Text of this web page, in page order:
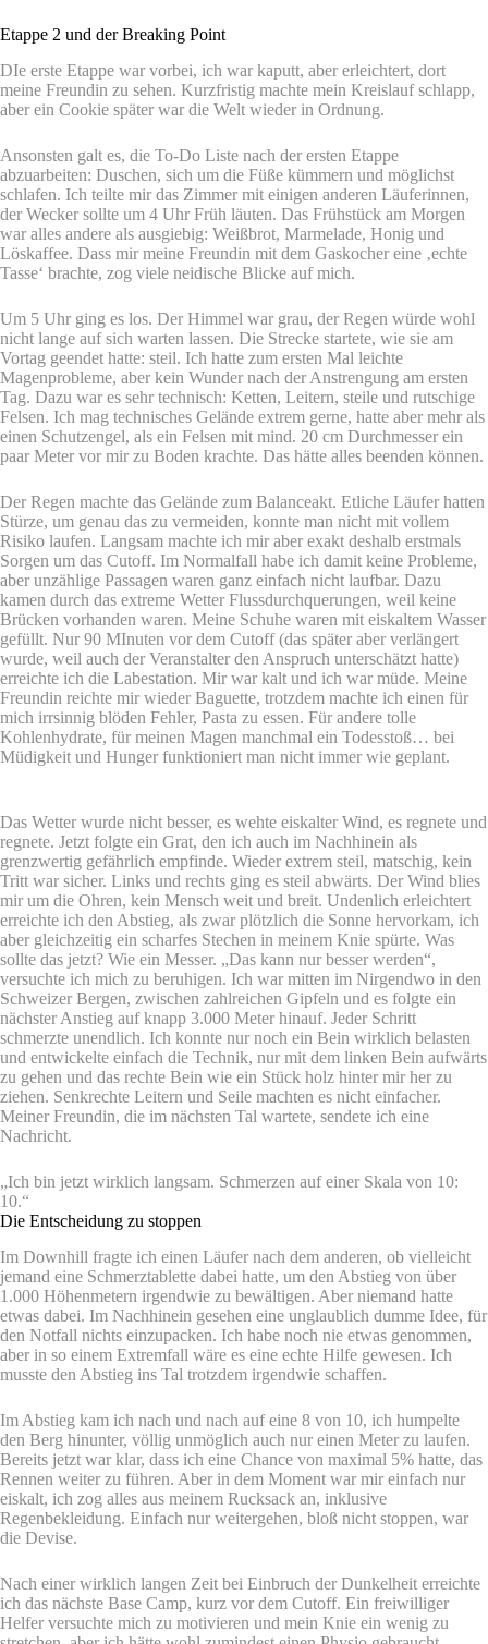
Etappe 2 und der Breaking Point
DIe erste Etappe war vorbei, ich war kaputt, aber erleichtert, dort
meine Freundin zu sehen. Kurzfristig machte mein Kreislauf schlapp,
aber ein Cookie später war die Welt wieder in Ordnung.
Ansonsten galt es, die To-Do Liste nach der ersten Etappe
abzuarbeiten: Duschen, sich um die Füße kümmern und möglichst
schlafen. Ich teilte mir das Zimmer mit einigen anderen Läuferinnen,
der Wecker sollte um 4 Uhr Früh läuten. Das Frühstück am Morgen
war alles andere als ausgiebig: Weißbrot, Marmelade, Honig und
Löskaffee. Dass mir meine Freundin mit dem Gaskocher eine ‚echte
Tasse‘ brachte, zog viele neidische Blicke auf mich.
Um 5 Uhr ging es los. Der Himmel war grau, der Regen würde wohl
nicht lange auf sich warten lassen. Die Strecke startete, wie sie am
Vortag geendet hatte: steil. Ich hatte zum ersten Mal leichte
Magenprobleme, aber kein Wunder nach der Anstrengung am ersten
Tag. Dazu war es sehr technisch: Ketten, Leitern, steile und rutschige
Felsen. Ich mag technisches Gelände extrem gerne, hatte aber mehr als
einen Schutzengel, als ein Felsen mit mind. 20 cm Durchmesser ein
paar Meter vor mir zu Boden krachte. Das hätte alles beenden können.
Der Regen machte das Gelände zum Balanceakt. Etliche Läufer hatten
Stürze, um genau das zu vermeiden, konnte man nicht mit vollem
Risiko laufen. Langsam machte ich mir aber exakt deshalb erstmals
Sorgen um das Cutoff. Im Normalfall habe ich damit keine Probleme,
aber unzählige Passagen waren ganz einfach nicht laufbar. Dazu
kamen durch das extreme Wetter Flussdurchquerungen, weil keine
Brücken vorhanden waren. Meine Schuhe waren mit eiskaltem Wasser
gefüllt. Nur 90 MInuten vor dem Cutoff (das später aber verlängert
wurde, weil auch der Veranstalter den Anspruch unterschätzt hatte)
erreichte ich die Labestation. Mir war kalt und ich war müde. Meine
Freundin reichte mir wieder Baguette, trotzdem machte ich einen für
mich irrsinnig blöden Fehler, Pasta zu essen. Für andere tolle
Kohlenhydrate, für meinen Magen manchmal ein Todesstoß… bei
Müdigkeit und Hunger funktioniert man nicht immer wie geplant.
Das Wetter wurde nicht besser, es wehte eiskalter Wind, es regnete und
regnete. Jetzt folgte ein Grat, den ich auch im Nachhinein als
grenzwertig gefährlich empfinde. Wieder extrem steil, matschig, kein
Tritt war sicher. Links und rechts ging es steil abwärts. Der Wind blies
mir um die Ohren, kein Mensch weit und breit. Undenlich erleichtert
erreichte ich den Abstieg, als zwar plötzlich die Sonne hervorkam, ich
aber gleichzeitig ein scharfes Stechen in meinem Knie spürte. Was
sollte das jetzt? Wie ein Messer. „Das kann nur besser werden“,
versuchte ich mich zu beruhigen. Ich war mitten im Nirgendwo in den
Schweizer Bergen, zwischen zahlreichen Gipfeln und es folgte ein
nächster Anstieg auf knapp 3.000 Meter hinauf. Jeder Schritt
schmerzte unendlich. Ich konnte nur noch ein Bein wirklich belasten
und entwickelte einfach die Technik, nur mit dem linken Bein aufwärts
zu gehen und das rechte Bein wie ein Stück holz hinter mir her zu
ziehen. Senkrechte Leitern und Seile machten es nicht einfacher.
Meiner Freundin, die im nächsten Tal wartete, sendete ich eine
Nachricht.
„Ich bin jetzt wirklich langsam. Schmerzen auf einer Skala von 10:
10.“
Die Entscheidung zu stoppen
Im Downhill fragte ich einen Läufer nach dem anderen, ob vielleicht
jemand eine Schmerztablette dabei hatte, um den Abstieg von über
1.000 Höhenmetern irgendwie zu bewältigen. Aber niemand hatte
etwas dabei. Im Nachhinein gesehen eine unglaublich dumme Idee, für
den Notfall nichts einzupacken. Ich habe noch nie etwas genommen,
aber in so einem Extremfall wäre es eine echte Hilfe gewesen. Ich
musste den Abstieg ins Tal trotzdem irgendwie schaffen.
Im Abstieg kam ich nach und nach auf eine 8 von 10, ich humpelte
den Berg hinunter, völlig unmöglich auch nur einen Meter zu laufen.
Bereits jetzt war klar, dass ich eine Chance von maximal 5% hatte, das
Rennen weiter zu führen. Aber in dem Moment war mir einfach nur
eiskalt, ich zog alles aus meinem Rucksack an, inklusive
Regenbekleidung. Einfach nur weitergehen, bloß nicht stoppen, war
die Devise.
Nach einer wirklich langen Zeit bei Einbruch der Dunkelheit erreichte
ich das nächste Base Camp, kurz vor dem Cutoff. Ein freiwilliger
Helfer versuchte mich zu motivieren und mein Knie ein wenig zu